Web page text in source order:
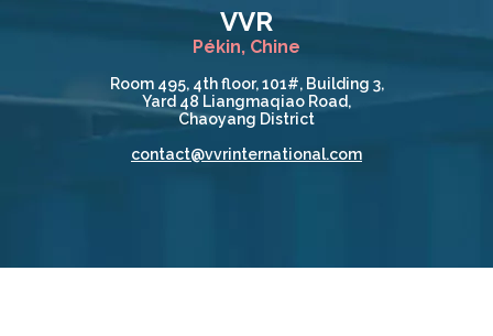
VVR
Pékin, Chine
Room 495, 4th floor, 101#, Building 3,
Yard 48 Liangmaqiao Road,
Chaoyang District
contact@vvrinternational.com